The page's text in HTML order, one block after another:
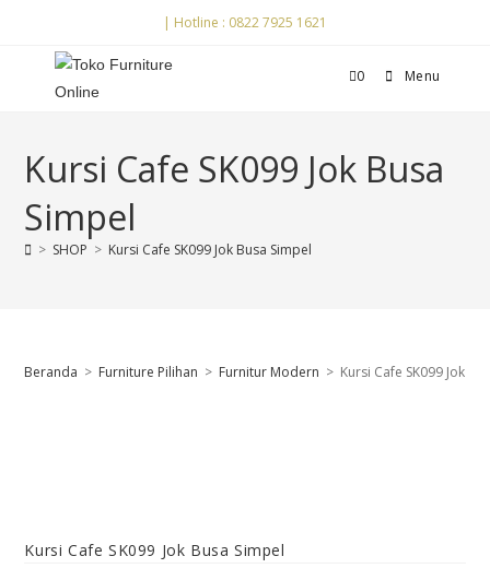
| Hotline : 0822 7925 1621
0 Menu
Kursi Cafe SK099 Jok Busa
Simpel
> SHOP > Kursi Cafe SK099 Jok Busa Simpel
Beranda > Furniture Pilihan > Furnitur Modern > Kursi Cafe SK099 Jok
Kursi Cafe SK099 Jok Busa Simpel